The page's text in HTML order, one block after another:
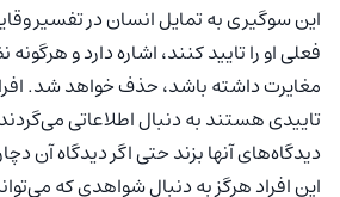
این سوگیری به تمایل انسان در تفسیر
فعلی او را تایید کنند، اشاره دارد و هرگونه
مغایرت داشته باشد، حذف خواهد شد.
تاییدی هستند به دنبال اطلاعاتی
دیدگاه‌های آنها بزند حتی اگر دیدگاه آن
این افراد هرگز به دنبال شواهدی که